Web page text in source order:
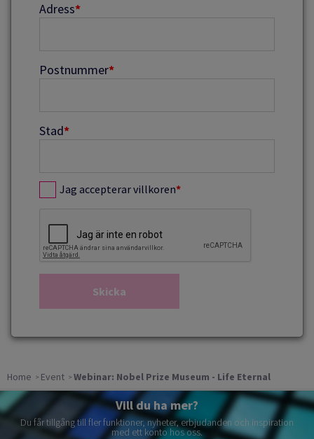
Adress*
Postnummer*
Stad*
Jag accepterar villkoren*
Home Event Webinar: Nobel Prize Museum - Life Eternal
Vill du ha mer?
Du får tillgång till fler funktioner, nyheter, erbjudanden och inspiration
med ett konto hos oss.